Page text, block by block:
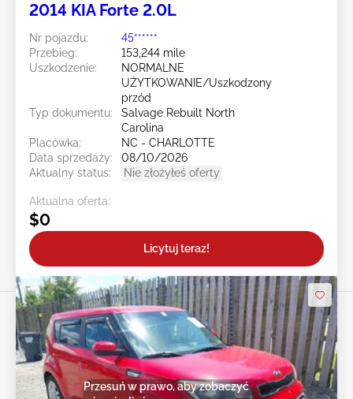
2014 KIA Forte 2.0L
Nr pojazdu:
45******
Przebieg:
153,244 mile
Uszkodzenie:
NORMALNE
UŻYTKOWANIE/Uszkodzony
przód
Typ dokumentu:
Salvage Rebuilt North
Carolina
Placówka:
NC - CHARLOTTE
Data sprzedaży:
08/10/2026
Aktualny status:
Nie złożyłeś oferty
Aktualna oferta:
$0
Licytuj teraz!
Przesuń w prawo, aby zobaczyć